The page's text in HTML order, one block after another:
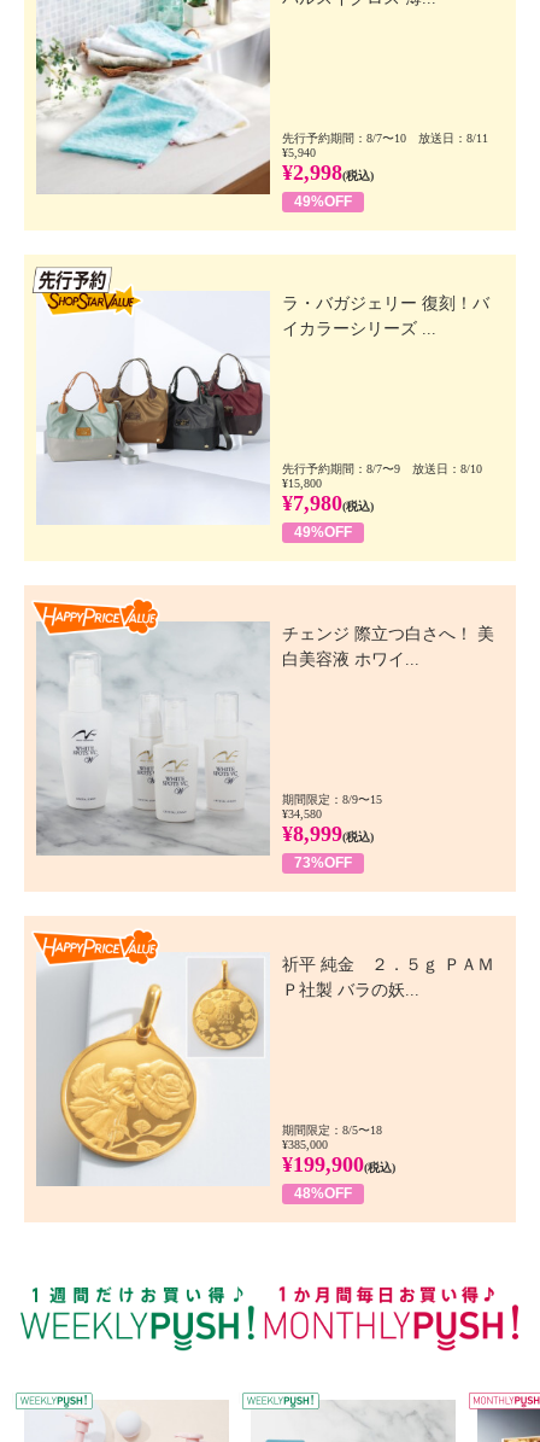
先行予約期間：8/7〜10 放送日：8/11
¥5,940
¥2,998(税込)
49%OFF
ラ・バガジェリー 復刻！バ
イカラーシリーズ ...
先行予約期間：8/7〜9 放送日：8/10
¥15,800
¥7,980(税込)
49%OFF
チェンジ 際立つ白さへ！ 美
白美容液 ホワイ...
期間限定：8/9〜15
¥34,580
¥8,999(税込)
73%OFF
祈平 純金 ２．５ｇ ＰＡＭ
Ｐ社製 バラの妖...
期間限定：8/5〜18
¥385,000
¥199,900(税込)
48%OFF
WEEKLY PUSH